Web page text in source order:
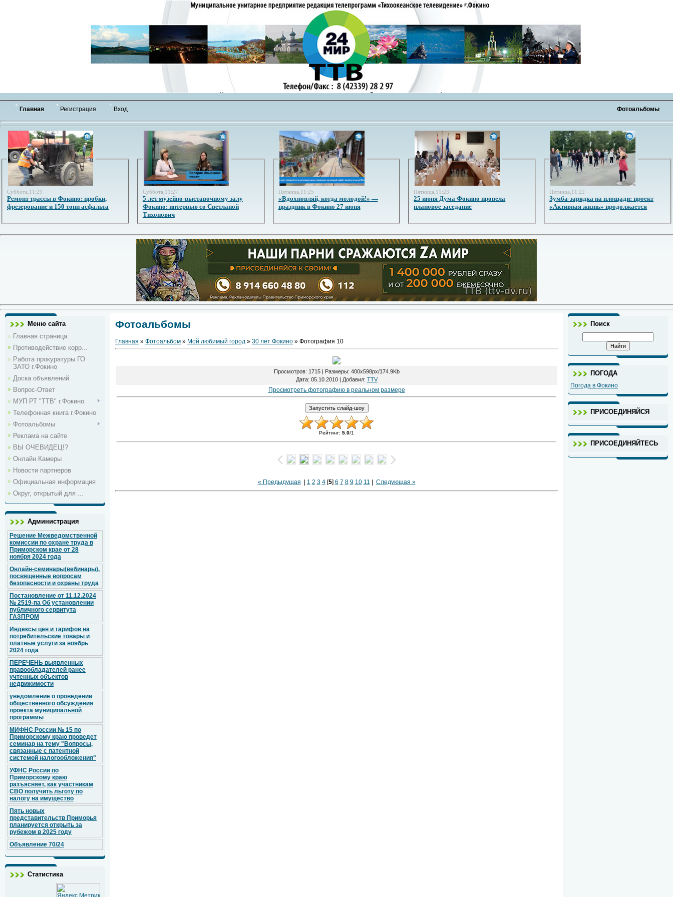
Главная Регистрация Вход Фотоальбомы
Суббота,11:29
Ремонт трассы в Фокино: пробки,
фрезерование и 150 тонн асфальта
Суббота,11:27
5 лет музейно-выставочному залу
Фокино: интервью со Светланой
Тихонович
Пятница,11:25
«Вдохновляй, когда молодой!» —
праздник в Фокино 27 июня
Пятница,11:23
25 июня Дума Фокино провела
плановое заседание
Пятница,11:22
Зумба-зарядка на площади: проект
«Активная жизнь» продолжается
Меню сайта
Главная страница
Противодействие корр...
Работа прокуратуры ГО
ЗАТО г.Фокино
Доска объявлений
Вопрос-Ответ
МУП РТ "ТТВ" г.Фокино
Телефонная книга г.Фокино
Фотоальбомы
Реклама на сайте
ВЫ ОЧЕВИДЕЦ!?
Онлайн Камеры
Новости партнеров
Официальная информация
Округ, открытый для ...
Администрация
Решение Межведомственной
комиссии по охране труда в
Приморском крае от 28
ноября 2024 года
Онлайн-семинары(вебинары),
посвященные вопросам
безопасности и охраны труда
Постановление от 11.12.2024
№ 2519-па Об установлении
публичного сервитута
ГАЗПРОМ
Индексы цен и тарифов на
потребительские товары и
платные услуги за ноябрь
2024 года
ПЕРЕЧЕНЬ выявленных
правообладателей ранее
учтенных объектов
недвижимости
уведомление о проведении
общественного обсуждения
проекта муниципальной
программы
МИФНС России № 15 по
Приморскому краю проведет
семинар на тему "Вопросы,
связанные с патентной
системой налогообложения"
УФНС России по
Приморскому краю
разъясняет, как участникам
СВО получить льготу по
налогу на имущество
Пять новых
представительств Приморья
планируется открыть за
рубежом в 2025 году
Объявление 70/24
Статистика
Фотоальбомы
Главная » Фотоальбом » Мой любимый город » 30 лет Фокино » Фотография 10
Просмотров: 1715 | Размеры: 400x598px/174.9Kb
Дата: 05.10.2010 | Добавил: TTV
Просмотреть фотографию в реальном размере
Рейтинг: 5.0/1
« Предыдущая 1 2 3 4[5] 6 7 8 9 10 11 Следующая »
Поиск
ПОГОДА
Погода в Фокино
ПРИСОЕДИНЯЙСЯ
ПРИСОЕДИНЯЙТЕСЬ